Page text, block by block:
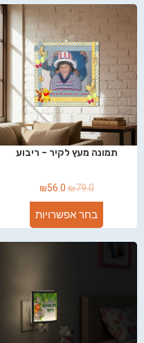
תמונה מעץ לקיר – ריבוע
₪79.0
₪56.0
בחר אפשרויות